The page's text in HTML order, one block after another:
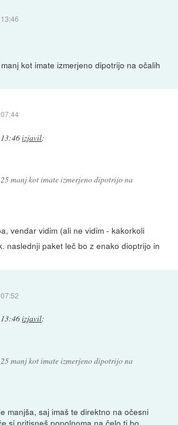
kot imate izmerjeno dipotrijo na očalih
izjavil:
manj kot imate izmerjeno dipotrijo na
vendar vidim (ali ne vidim - kakorkoli
naslednji paket leč bo z enako dioptrijo in
izjavil:
manj kot imate izmerjeno dipotrijo na
manjša, saj imaš te direktno na očesni
si pritisneš popolnoma na čelo ti bo